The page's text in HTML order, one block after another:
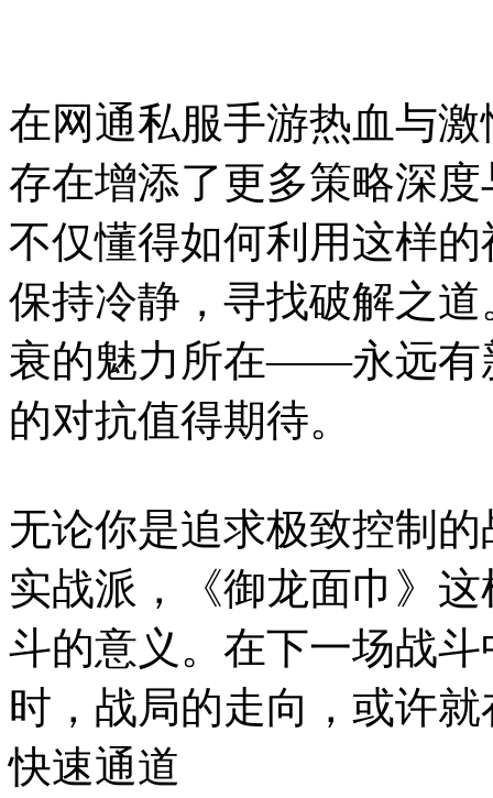
在网通私服手游热血与
存在增添了更多策略深
不仅懂得如何利用这样
保持冷静，寻找破解之
衰的魅力所在——永远有
的对抗值得期待。
无论你是追求极致控制
实战派，《御龙面巾》
斗的意义。在下一场战
时，战局的走向，或许
快速通道